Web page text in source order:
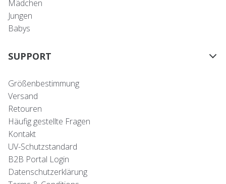
Mädchen
Jungen
Babys
SUPPORT
Größenbestimmung
Versand
Retouren
Häufig gestellte Fragen
Kontakt
UV-Schutzstandard
B2B Portal Login
Datenschutzerklärung